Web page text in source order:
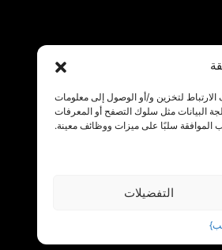
لتخزين و/أو الوصول إلى معلومات
البيانات مثل سلوك التصفح أو المعرفات
الموافقة سلبًا على ميزات ووظائف معينة.
التفضيلات